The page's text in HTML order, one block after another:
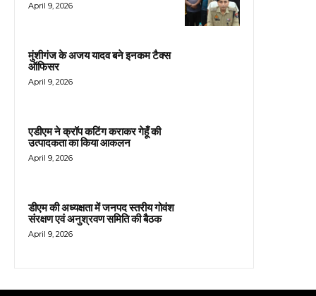
April 9, 2026
मुंशीगंज के अजय यादव बने इनकम टैक्स
ऑफिसर
April 9, 2026
एडीएम ने क्रॉप कटिंग कराकर गेहूँ की
उत्पादकता का किया आकलन
April 9, 2026
डीएम की अध्यक्षता में जनपद स्तरीय गोवंश
संरक्षण एवं अनुश्रवण समिति की बैठक
April 9, 2026